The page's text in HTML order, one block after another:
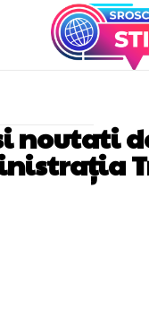
noutati